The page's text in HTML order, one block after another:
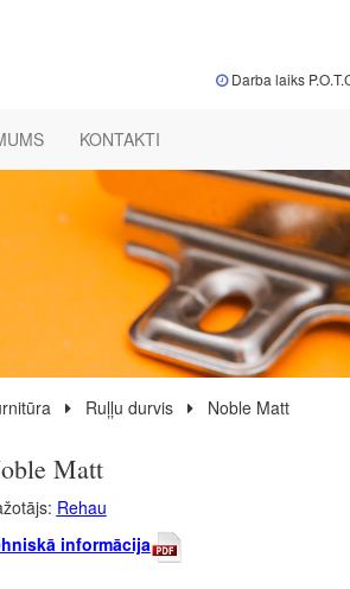
Darba laiks
KONTAKTI
Ruļļu durvis Noble Matt
Matt
Rehau
informācija